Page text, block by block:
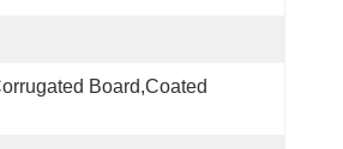
Board,Coated